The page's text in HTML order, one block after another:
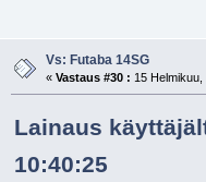
Vs: Futaba 14SG
« Vastaus #30 : 15
Lainaus
10:40:25